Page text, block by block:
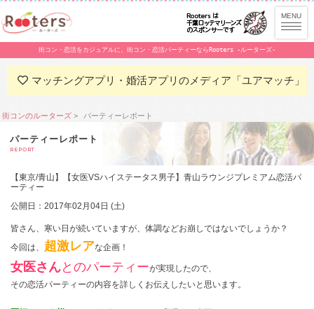
街コン・恋活をカジュアルに。街コン・恋活パーティーならRooters -ルーターズ-
マッチングアプリ・婚活アプリのメディア「ユアマッチ」
街コンのルーターズ パーティーレポート
パーティーレポート
REPORT
【東京/青山】【女医VSハイステータス男子】青山ラウンジプレミアム恋活パ
ーティー
公開日：2017年02月04日 (土)
皆さん、寒い日が続いていますが、体調などお崩しではないでしょうか？
今回は、 超激レアな企画！
女医さんとのパーティーが実現したので、
その恋活パーティーの内容を詳しくお伝えしたいと思います。